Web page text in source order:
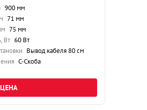
900 мм
71 мм
75 мм
Вт 60 Вт
Вывод кабеля 80 см
С-Скоба